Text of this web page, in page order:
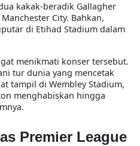
kakak-beradik Gallagher
City. Bahkan,
di Etihad Stadium dalam
menikmati konser tersebut.
tur dunia yang mencetak
tampil di Wembley Stadium,
menghabiskan hingga
Premier League